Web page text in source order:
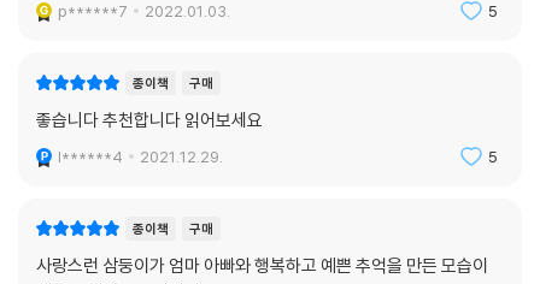
p******7 2022.01.03. 5
종이책 구매
좋습니다 추천합니다 읽어보세요
l******4 2021.12.29. 5
종이책 구매
사랑스런 삼둥이가 엄마 아빠와 행복하고 예쁜 추억을 만든 모습이